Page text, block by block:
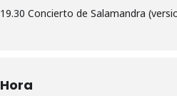
19.30 Concierto de Salamandra
Hora